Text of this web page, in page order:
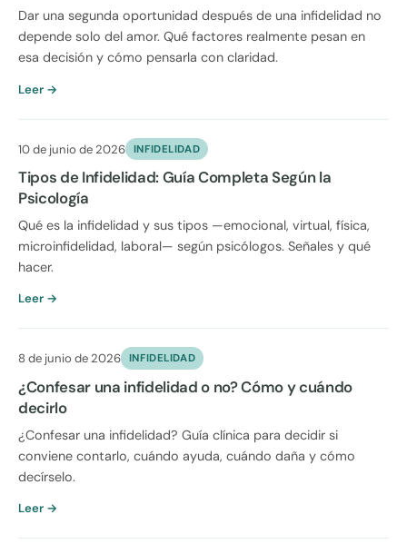
Dar una segunda oportunidad después de una infidelidad no
depende solo del amor. Qué factores realmente pesan en
esa decisión y cómo pensarla con claridad.
Leer →
10 de junio de 2026 INFIDELIDAD
Tipos de Infidelidad: Guía Completa Según la
Psicología
Qué es la infidelidad y sus tipos —emocional, virtual, física,
microinfidelidad, laboral— según psicólogos. Señales y qué
hacer.
Leer →
8 de junio de 2026 INFIDELIDAD
¿Confesar una infidelidad o no? Cómo y cuándo
decirlo
¿Confesar una infidelidad? Guía clínica para decidir si
conviene contarlo, cuándo ayuda, cuándo daña y cómo
decírselo.
Leer →